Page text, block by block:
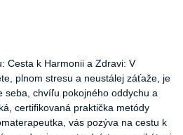
Cesta k Harmonii a Zdravi: V
plnom stresu a neustálej záťaže, je
chvíľu pokojného oddychu a
certifikovaná praktička metódy
vás pozýva na cestu k